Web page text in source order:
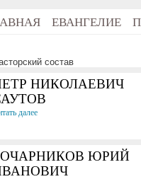
ЕВАНГЕЛИЕ
состав
НИКОЛАЕВИЧ
далее
ЮРИЙ